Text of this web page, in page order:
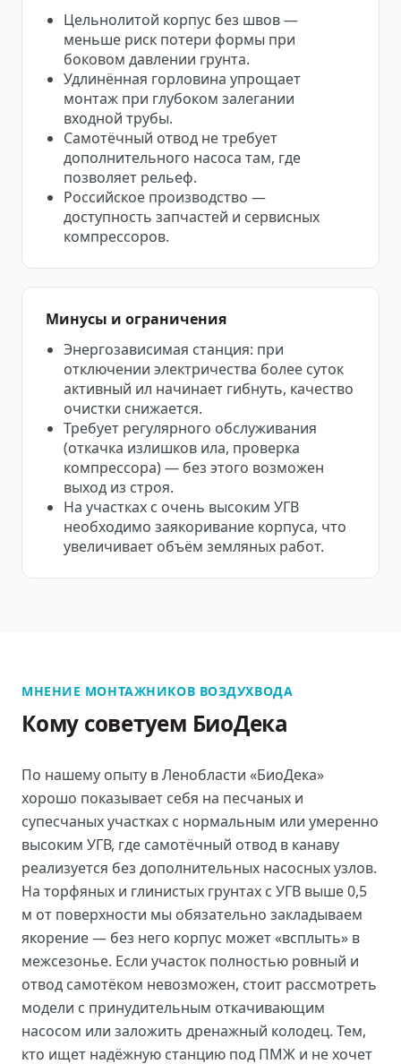
Цельнолитой корпус без швов —
меньше риск потери формы при
боковом давлении грунта.
Удлинённая горловина упрощает
монтаж при глубоком залегании
входной трубы.
Самотёчный отвод не требует
дополнительного насоса там, где
позволяет рельеф.
Российское производство —
доступность запчастей и сервисных
компрессоров.
Минусы и ограничения
Энергозависимая станция: при
отключении электричества более суток
активный ил начинает гибнуть, качество
очистки снижается.
Требует регулярного обслуживания
(откачка излишков ила, проверка
компрессора) — без этого возможен
выход из строя.
На участках с очень высоким УГВ
необходимо заякоривание корпуса, что
увеличивает объём земляных работ.
МНЕНИЕ МОНТАЖНИКОВ ВОЗДУХВОДА
Кому советуем БиоДека
По нашему опыту в Ленобласти «БиоДека»
хорошо показывает себя на песчаных и
супесчаных участках с нормальным или умеренно
высоким УГВ, где самотёчный отвод в канаву
реализуется без дополнительных насосных узлов.
На торфяных и глинистых грунтах с УГВ выше 0,5
м от поверхности мы обязательно закладываем
якорение — без него корпус может «всплыть» в
межсезонье. Если участок полностью ровный и
отвод самотёком невозможен, стоит рассмотреть
модели с принудительным откачивающим
насосом или заложить дренажный колодец. Тем,
кто ищет надёжную станцию под ПМЖ и не хочет